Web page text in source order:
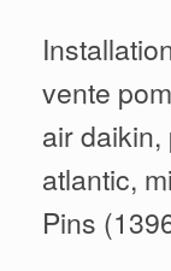
vente
air
atlantic,
Pins